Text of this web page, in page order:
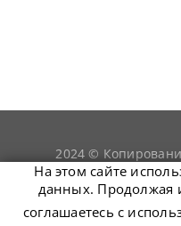
2024 ©
только при условии
На этом сайте
данных. Продолжая
соглашаетесь с